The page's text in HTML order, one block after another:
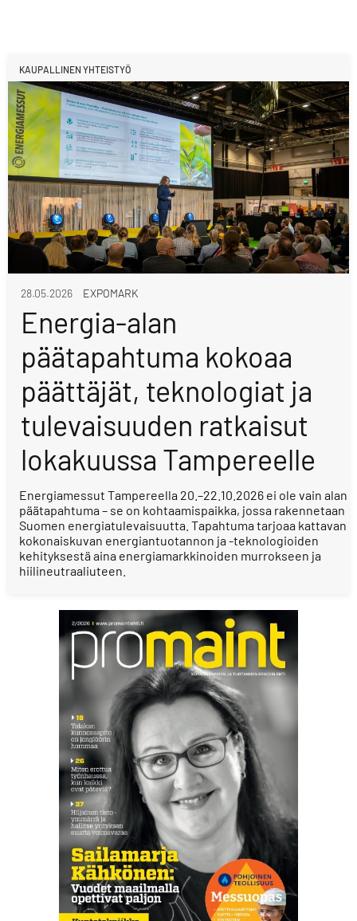
KAUPALLINEN YHTEISTYÖ
28.05.2026 EXPOMARK
Energia-alan
päätapahtuma kokoaa
päättäjät, teknologiat ja
tulevaisuuden ratkaisut
lokakuussa Tampereelle
Energiamessut Tampereella 20.–22.10.2026 ei ole vain alan
päätapahtuma – se on kohtaamispaikka, jossa rakennetaan
Suomen energiatulevaisuutta. Tapahtuma tarjoaa kattavan
kokonaiskuvan energiantuotannon ja -teknologioiden
kehityksestä aina energiamarkkinoiden murrokseen ja
hiilineutraaliuteen.